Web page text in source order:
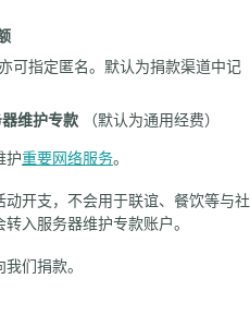
可指定匿名。默认为捐款渠道中记
维护专款 （默认为通用经费）
护重要网络服务。
开支，不会用于联谊、餐饮等与社
入服务器维护专款账户。
们捐款。